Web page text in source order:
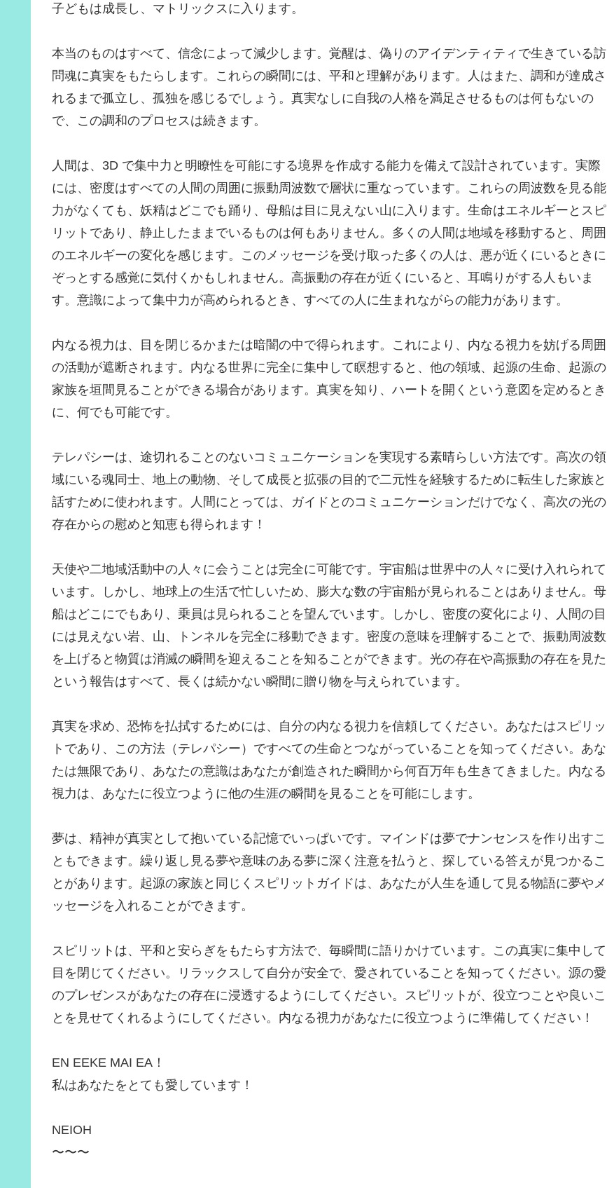
子どもは成長し、マトリックスに入ります。
本当のものはすべて、信念によって減少します。覚醒は、偽りのアイデンティティで生きている訪
問魂に真実をもたらします。これらの瞬間には、平和と理解があります。人はまた、調和が達成さ
れるまで孤立し、孤独を感じるでしょう。真実なしに自我の人格を満足させるものは何もないの
で、この調和のプロセスは続きます。
人間は、3D で集中力と明瞭性を可能にする境界を作成する能力を備えて設計されています。実際
には、密度はすべての人間の周囲に振動周波数で層状に重なっています。これらの周波数を見る能
力がなくても、妖精はどこでも踊り、母船は目に見えない山に入ります。生命はエネルギーとスピ
リットであり、静止したままでいるものは何もありません。多くの人間は地域を移動すると、周囲
のエネルギーの変化を感じます。このメッセージを受け取った多くの人は、悪が近くにいるときに
ぞっとする感覚に気付くかもしれません。高振動の存在が近くにいると、耳鳴りがする人もいま
す。意識によって集中力が高められるとき、すべての人に生まれながらの能力があります。
内なる視力は、目を閉じるかまたは暗闇の中で得られます。これにより、内なる視力を妨げる周囲
の活動が遮断されます。内なる世界に完全に集中して瞑想すると、他の領域、起源の生命、起源の
家族を垣間見ることができる場合があります。真実を知り、ハートを開くという意図を定めるとき
に、何でも可能です。
テレパシーは、途切れることのないコミュニケーションを実現する素晴らしい方法です。高次の領
域にいる魂同士、地上の動物、そして成長と拡張の目的で二元性を経験するために転生した家族と
話すために使われます。人間にとっては、ガイドとのコミュニケーションだけでなく、高次の光の
存在からの慰めと知恵も得られます！
天使や二地域活動中の人々に会うことは完全に可能です。宇宙船は世界中の人々に受け入れられて
います。しかし、地球上の生活で忙しいため、膨大な数の宇宙船が見られることはありません。母
船はどこにでもあり、乗員は見られることを望んでいます。しかし、密度の変化により、人間の目
には見えない岩、山、トンネルを完全に移動できます。密度の意味を理解することで、振動周波数
を上げると物質は消滅の瞬間を迎えることを知ることができます。光の存在や高振動の存在を見た
という報告はすべて、長くは続かない瞬間に贈り物を与えられています。
真実を求め、恐怖を払拭するためには、自分の内なる視力を信頼してください。あなたはスピリッ
トであり、この方法（テレパシー）ですべての生命とつながっていることを知ってください。あな
たは無限であり、あなたの意識はあなたが創造された瞬間から何百万年も生きてきました。内なる
視力は、あなたに役立つように他の生涯の瞬間を見ることを可能にします。
夢は、精神が真実として抱いている記憶でいっぱいです。マインドは夢でナンセンスを作り出すこ
ともできます。繰り返し見る夢や意味のある夢に深く注意を払うと、探している答えが見つかるこ
とがあります。起源の家族と同じくスピリットガイドは、あなたが人生を通して見る物語に夢やメ
ッセージを入れることができます。
スピリットは、平和と安らぎをもたらす方法で、毎瞬間に語りかけています。この真実に集中して
目を閉じてください。リラックスして自分が安全で、愛されていることを知ってください。源の愛
のプレゼンスがあなたの存在に浸透するようにしてください。スピリットが、役立つことや良いこ
とを見せてくれるようにしてください。内なる視力があなたに役立つように準備してください！
EN EEKE MAI EA！
私はあなたをとても愛しています！
NEIOH
〜〜〜